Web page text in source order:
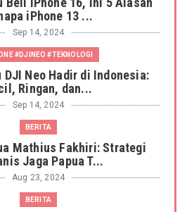
iPhone 13 ...
Sep 14, 2024
#DJINEO #TEKNOLOGI
DJI Neo Hadir di Indonesia:
Ringan, dan...
Sep 14, 2024
BERITA
Mathius Fakhiri: Strategi
Jaga Papua T...
Aug 23, 2024
BERITA